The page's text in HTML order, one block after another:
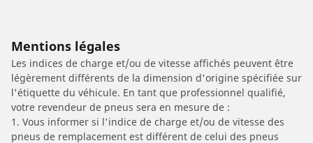
Mentions légales
Les indices de charge et/ou de vitesse affichés peuvent être
légèrement différents de la dimension d'origine spécifiée sur
l'étiquette du véhicule. En tant que professionnel qualifié,
votre revendeur de pneus sera en mesure de :
1. Vous informer si l'indice de charge et/ou de vitesse des
pneus de remplacement est différent de celui des pneus